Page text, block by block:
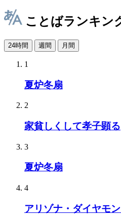
ことばランキン
24時間 週間 月間
1
夏炉冬扇
2
家貧しくして孝子顕る
3
夏炉冬扇
4
アリゾナ・ダイヤモ